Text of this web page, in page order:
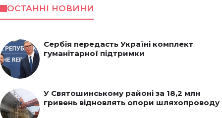
ОСТАННІ НОВИНИ
Сербія передасть Україні комплект
гуманітарної підтримки
У Святошинському районі за 18,2 млн
гривень відновлять опори шляхопроводу